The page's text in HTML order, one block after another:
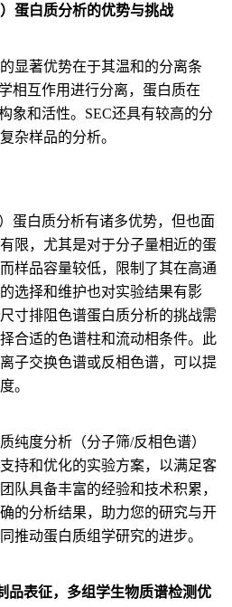
蛋白质分析的优势与挑战
显著优势在于其温和的分离条
相互作用进行分离，蛋白质在
象和活性。SEC还具有较高的分
杂样品的分析。
蛋白质分析有诸多优势，但也面
限，尤其是对于分子量相近的蛋
样品容量较低，限制了其在高通
选择和维护也对实验结果有影
寸排阻色谱蛋白质分析的挑战需
合适的色谱柱和流动相条件。此
子交换色谱或反相色谱，可以提
。
纯度分析（分子筛/反相色谱）
持和优化的实验方案，以满足客
队具备丰富的经验和技术积累，
的分析结果，助力您的研究与开
推动蛋白质组学研究的进步。
品表征，多组学生物质谱检测优